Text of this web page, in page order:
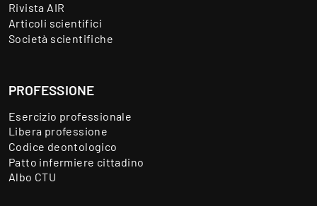
Rivista AIR
Articoli scientifici
Società scientifiche
PROFESSIONE
Esercizio professionale
Libera professione
Codice deontologico
Patto infermiere cittadino
Albo CTU